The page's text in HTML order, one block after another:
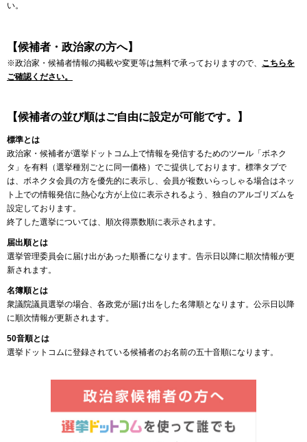
い。
【候補者・政治家の方へ】
※政治家・候補者情報の掲載や変更等は無料で承っておりますので、 こちらを
ご確認ください。
【候補者の並び順はご自由に設定が可能です。】
標準とは
政治家・候補者が選挙ドットコム上で情報を発信するためのツール「ボネク
タ」を有料（選挙種別ごとに同一価格）でご提供しております。標準タブで
は、ボネクタ会員の方を優先的に表示し、会員が複数いらっしゃる場合はネッ
ト上での情報発信に熱心な方が上位に表示されるよう、独自のアルゴリズムを
設定しております。
終了した選挙については、順次得票数順に表示されます。
届出順とは
選挙管理委員会に届け出があった順番になります。告示日以降に順次情報が更
新されます。
名簿順とは
衆議院議員選挙の場合、各政党が届け出をした名簿順となります。公示日以降
に順次情報が更新されます。
50音順とは
選挙ドットコムに登録されている候補者のお名前の五十音順になります。